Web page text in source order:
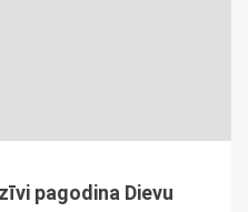
pagodina Dievu